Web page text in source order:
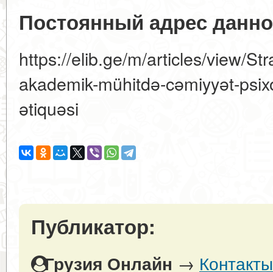
Постоянный адрес
https://elib.ge/m/articles/view/
akademik-mühitdə-cəmiyyət-
ətiquəsi
Публикатор:
Грузия Онлайн →